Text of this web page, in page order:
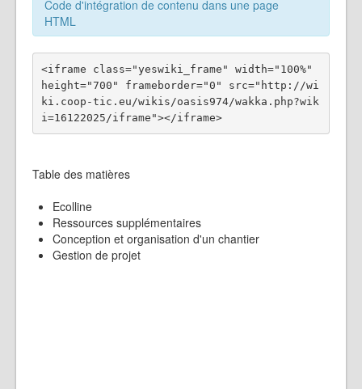
Code d'intégration de contenu dans une page
HTML
<iframe class="yeswiki_frame" width="100%"
height="700" frameborder="0" src="http://wi
ki.coop-tic.eu/wikis/oasis974/wakka.php?wik
i=16122025/iframe"></iframe>
Table des matières
Ecolline
Ressources supplémentaires
Conception et organisation d'un chantier
Gestion de projet